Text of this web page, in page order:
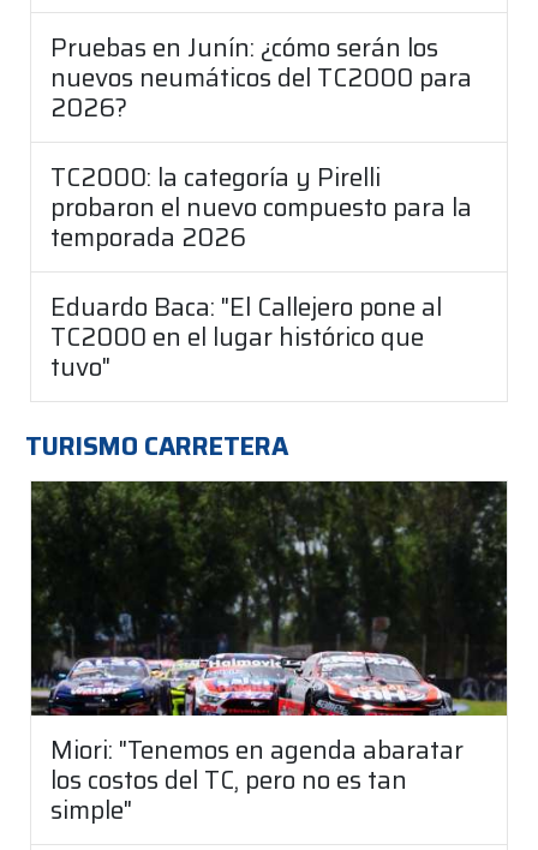
Pruebas en Junín: ¿cómo serán los
nuevos neumáticos del TC2000 para
2026?
TC2000: la categoría y Pirelli
probaron el nuevo compuesto para la
temporada 2026
Eduardo Baca: "El Callejero pone al
TC2000 en el lugar histórico que
tuvo"
TURISMO CARRETERA
Miori: "Tenemos en agenda abaratar
los costos del TC, pero no es tan
simple"